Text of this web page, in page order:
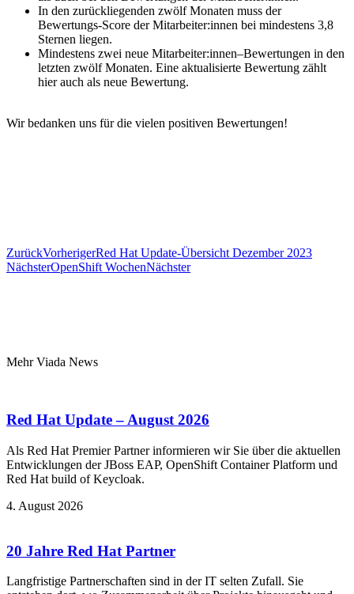
In den zurückliegenden zwölf Monaten muss der
Bewertungs-Score der Mitarbeiter:innen bei mindestens 3,8
Sternen liegen.
Mindestens zwei neue Mitarbeiter:innen–Bewertungen in den
letzten zwölf Monaten. Eine aktualisierte Bewertung zählt
hier auch als neue Bewertung.
Wir bedanken uns für die vielen positiven Bewertungen!
ZurückVorherigerRed Hat Update-Übersicht Dezember 2023
NächsterOpenShift WochenNächster
Mehr Viada News
Red Hat Update – August 2026
Als Red Hat Premier Partner informieren wir Sie über die aktuellen
Entwicklungen der JBoss EAP, OpenShift Container Platform und
Red Hat build of Keycloak.
4. August 2026
20 Jahre Red Hat Partner
Langfristige Partnerschaften sind in der IT selten Zufall. Sie